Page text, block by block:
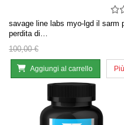
savage line labs myo-lgd il sarm
perdita di…
100,00 €
Aggiungi al carrello Più